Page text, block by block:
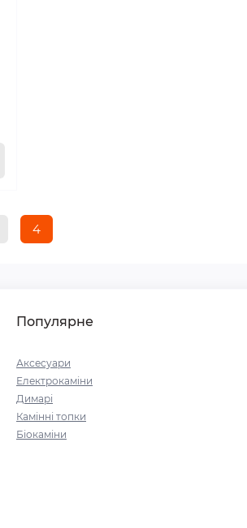
4
Популярне
Аксесуари
Електрокаміни
Димарі
Камінні топки
Біокаміни